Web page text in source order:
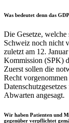
Was bedeutet denn das
Die Gesetze,
Schweiz noch nicht
zuletzt am 12.
Kommission (SPK)
Zuerst sollen die
Recht
Abwarten angesagt.
Wir haben Patienten und
gegenüber verpflichtet